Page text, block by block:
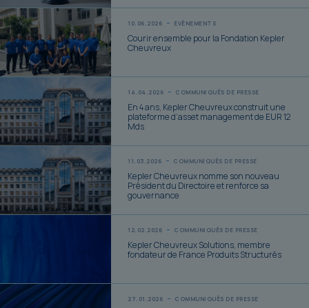
10.06.2026 EVÉNEMENTS
Courir ensemble pour la Fondation Kepler
Cheuvreux
14.04.2026 COMMUNIQUÉS DE PRESSE
En 4 ans, Kepler Cheuvreux construit une
plateforme d’asset management de EUR 12
Mds
11.03.2026 COMMUNIQUÉS DE PRESSE
Kepler Cheuvreux nomme son nouveau
Président du Directoire et renforce sa
gouvernance
12.02.2026 COMMUNIQUÉS DE PRESSE
Kepler Cheuvreux Solutions, membre
fondateur de France Produits Structurés
27.01.2026 COMMUNIQUÉS DE PRESSE